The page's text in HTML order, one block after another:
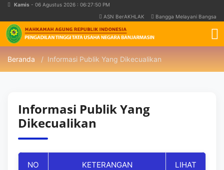
Kamis - 06 Agustus 2026 : 06:27:50 PM
ASN BerAKHLAK
Bangga Melayani Bangsa
Beranda Informasi Publik Yang Dikecualikan
Informasi Publik Yang
Dikecualikan
NO KETERANGAN LIHAT